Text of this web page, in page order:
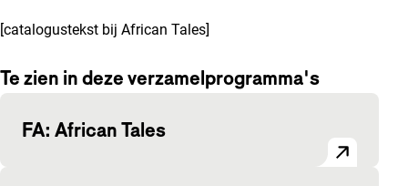
[catalogustekst bij African Tales]
Te zien in deze verzamelprogramma's
FA: African Tales